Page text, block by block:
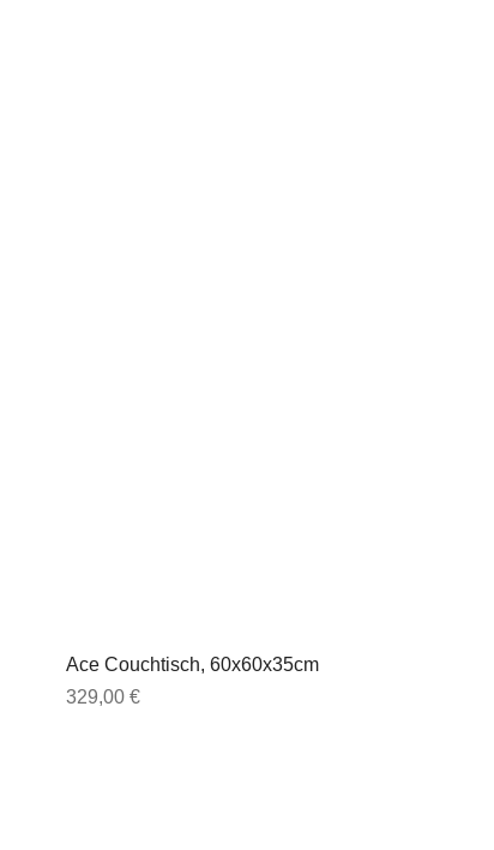
Ace Couchtisch, 60x60x35cm
Preis
329,00 €